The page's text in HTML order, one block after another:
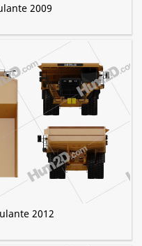
2009
2012